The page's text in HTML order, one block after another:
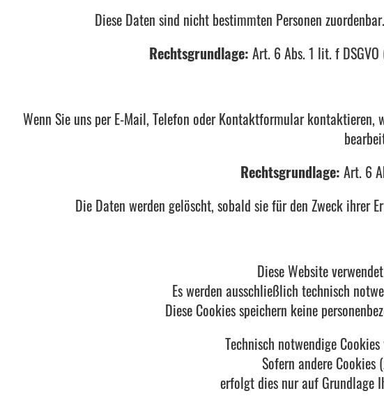
Diese Daten sind nicht bestimmten Personen
Rechtsgrundlage: Art. 6 Abs. 1 lit. f
Wenn Sie uns per E-Mail, Telefon oder Kontaktformular kontaktieren,
Rechtsgrundlage: Art. 6
Die Daten werden gelöscht, sobald sie für den Zweck ihrer
Diese Website
Es werden ausschließlich technisch
Diese Cookies speichern keine
Technisch notwendige
Sofern andere Cookies
erfolgt dies nur auf Grundlage